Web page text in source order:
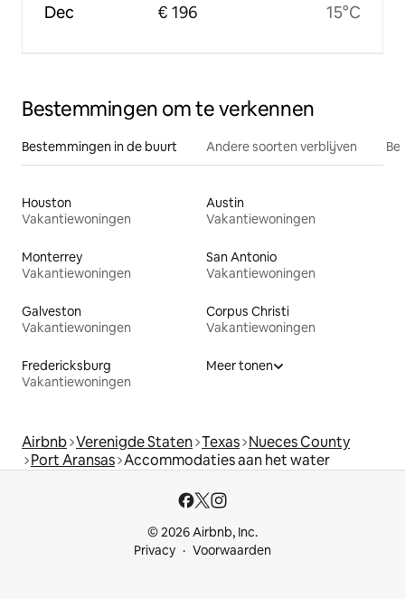
Dec € 196 15°C
Bestemmingen om te verkennen
Bestemmingen in de buurt Andere soorten verblijven
Houston
Vakantiewoningen
Austin
Vakantiewoningen
Monterrey
Vakantiewoningen
San Antonio
Vakantiewoningen
Galveston
Vakantiewoningen
Corpus Christi
Vakantiewoningen
Fredericksburg
Vakantiewoningen
Meer tonen
Airbnb Verenigde Staten Texas Nueces County
Port Aransas Accommodaties aan het water
© 2026 Airbnb, Inc.
Privacy
Voorwaarden